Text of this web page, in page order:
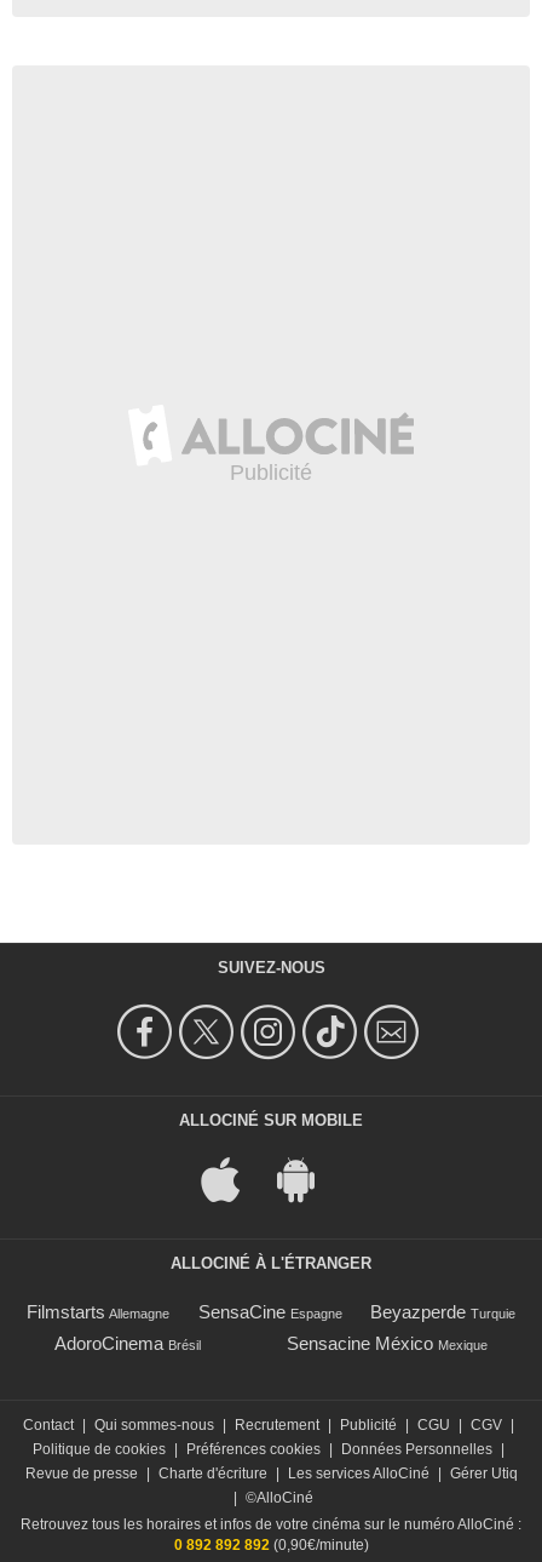
SUIVEZ-NOUS
ALLOCINÉ SUR MOBILE
ALLOCINÉ À L'ÉTRANGER
Filmstarts Allemagne SensaCine Espagne Beyazperde Turquie
AdoroCinema Brésil Sensacine México Mexique
Contact Qui sommes-nous Recrutement Publicité CGU CGV
Politique de cookies
Préférences cookies Données Personnelles
Revue de presse
Charte d'écriture Les services AlloCiné
Gérer Utiq
©AlloCiné
Retrouvez tous les horaires et infos de votre cinéma sur le numéro AlloCiné :
0 892 892 892(0,90€/minute)